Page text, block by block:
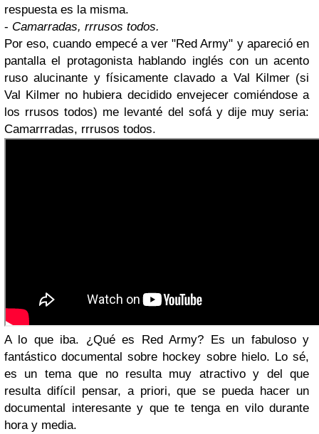
respuesta es la misma.
- Camarradas, rrrusos todos.
Por eso, cuando empecé a ver "Red Army" y apareció en
pantalla el protagonista hablando inglés con un acento
ruso alucinante y físicamente clavado a Val Kilmer (si
Val Kilmer no hubiera decidido envejecer comiéndose a
los rrusos todos) me levanté del sofá y dije muy seria:
Camarrradas, rrrusos todos.
A lo que iba. ¿Qué es Red Army? Es un fabuloso y
fantástico documental sobre hockey sobre hielo. Lo sé,
es un tema que no resulta muy atractivo y del que
resulta difícil pensar, a priori, que se pueda hacer un
documental interesante y que te tenga en vilo durante
hora y media.